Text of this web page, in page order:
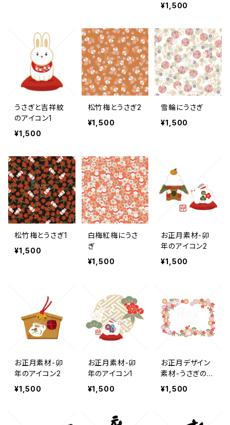
¥1,500
うさぎと吉祥紋
のアイコン1
¥1,500
松竹梅とうさぎ2
¥1,500
雪輪にうさぎ
¥1,500
松竹梅とうさぎ1
¥1,500
白梅紅梅にうさ
ぎ
¥1,500
お正月素材-卯
年のアイコン2
¥1,500
お正月素材-卯
年のアイコン2
¥1,500
お正月素材-卯
年のアイコン1
¥1,500
お正月デザイン
素材-うさぎのテ
ンプレート-卯年
のフレーム2
¥1,500